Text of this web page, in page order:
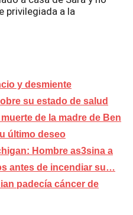
privilegiada a la
y desmiente
su estado de salud
de la madre de Ben
último deseo
Hombre as3sina a
antes de incendiar su…
padecía cáncer de